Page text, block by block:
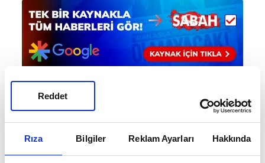
Rıza Bilgiler Reklam Ayarları Hakkında
Reddet